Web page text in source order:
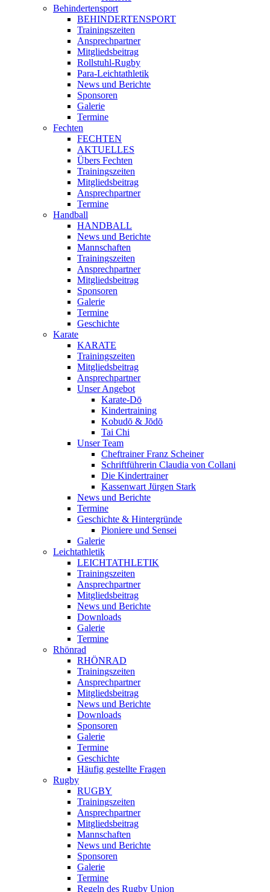
Behindertensport
BEHINDERTENSPORT
Trainingszeiten
Ansprechpartner
Mitgliedsbeitrag
Rollstuhl-Rugby
Para-Leichtathletik
News und Berichte
Sponsoren
Galerie
Termine
Fechten
FECHTEN
AKTUELLES
Übers Fechten
Trainingszeiten
Mitgliedsbeitrag
Ansprechpartner
Termine
Handball
HANDBALL
News und Berichte
Mannschaften
Trainingszeiten
Ansprechpartner
Mitgliedsbeitrag
Sponsoren
Galerie
Termine
Geschichte
Karate
KARATE
Trainingszeiten
Mitgliedsbeitrag
Ansprechpartner
Unser Angebot
Karate-Dō
Kindertraining
Kobudō & Jōdō
Tai Chi
Unser Team
Cheftrainer Franz Scheiner
Schriftführerin Claudia von Collani
Die Kindertrainer
Kassenwart Jürgen Stark
News und Berichte
Termine
Geschichte & Hintergründe
Pioniere und Sensei
Galerie
Leichtathletik
LEICHTATHLETIK
Trainingszeiten
Ansprechpartner
Mitgliedsbeitrag
News und Berichte
Downloads
Galerie
Termine
Rhönrad
RHÖNRAD
Trainingszeiten
Ansprechpartner
Mitgliedsbeitrag
News und Berichte
Downloads
Sponsoren
Galerie
Termine
Geschichte
Häufig gestellte Fragen
Rugby
RUGBY
Trainingszeiten
Ansprechpartner
Mitgliedsbeitrag
Mannschaften
News und Berichte
Sponsoren
Galerie
Termine
Regeln des Rugby Union